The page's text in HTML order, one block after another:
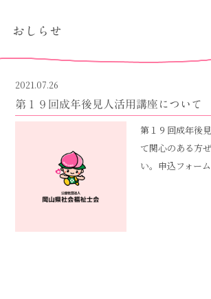
おしらせ
2021.07.26
第１９回成年後見人活用講座について
第１９回成年後
て関心のある方
い。申込フォー